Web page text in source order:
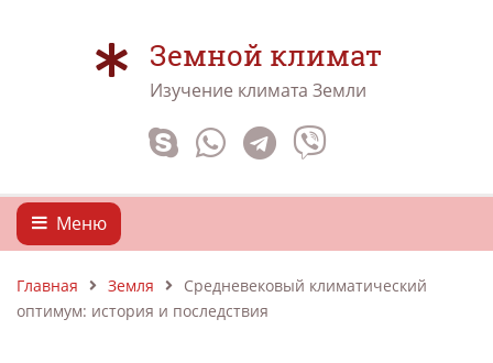
Земной климат
Изучение климата Земли
Меню
Главная Земля
Средневековый климатический
оптимум: история и последствия